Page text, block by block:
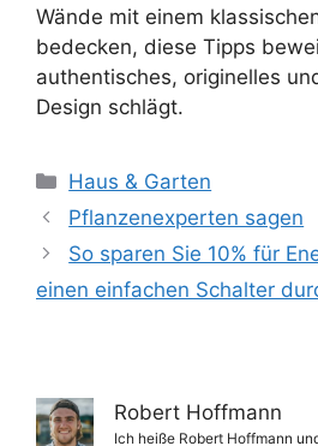
Wände mit einem
bedecken, diese Tipps
authentisches, originelles
Design schlägt.
Kategorien
Haus & Garten
Pflanzenexperten sagen
So sparen Sie 10% für
einen einfachen Schalter
Robert Hoffmann
Ich heiße Robert Hoffmann